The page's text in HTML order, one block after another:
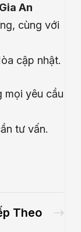
Gia An
cùng với
cập nhật.
mọi yêu cầu
tư vấn.
Theo